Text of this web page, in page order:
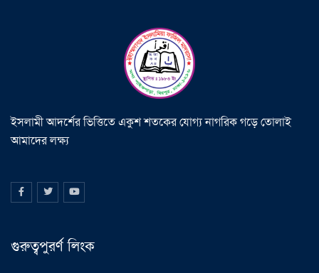
ইসলামী আদর্শের ভিত্তিতে একুশ শতকের যোগ্য নাগরিক গড়ে তোলাই
আমাদের লক্ষ্য
গুরুত্বপুরর্ণ লিংক